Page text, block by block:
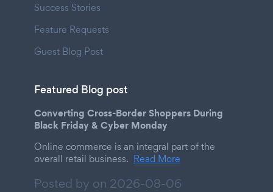
Success Stories
Feature Requests
Guest Blog Post
Featured Blog post
Converting Cross-Border Shoppers During
Black Friday & Cyber Monday
Online commerce is an integral part of the
overall retail business. Read More
Posted by on 2026-08-06